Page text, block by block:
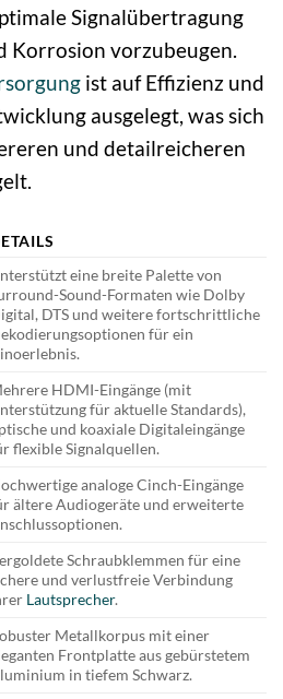
Signalübertragung
Korrosion vorzubeugen.
ist auf Effizienz und
ausgelegt, was sich
und detailreicheren
eine breite Palette von
Sound-Formaten wie Dolby
DTS und weitere fortschrittliche
für ein
HDMI-Eingänge (mit
für aktuelle Standards),
und koaxiale Digitaleingänge
flexible Signalquellen.
analoge Cinch-Eingänge
ältere Audiogeräte und erweiterte
Schraubklemmen für eine
und verlustfreie Verbindung
Lautsprecher.
Metallkorpus mit einer
Frontplatte aus gebürstetem
in tiefem Schwarz.